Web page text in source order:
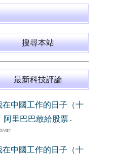
搜尋本站
最新科技評論
在中國工作的日子（十
阿里巴巴敢給股票-
02
在中國工作的日子（十